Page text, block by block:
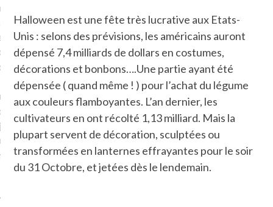
toujours aimé marcher.
conquis mais en
Je ne suis pas une
je le garde pour ce
je sens, j’entends, je
goûte et ceux que je
! Marcheuse des villes,
des ruines et des
qui Marche
Halloween est une fête très lucrative aux Etats-
Unis : selons des prévisions, les américains auront
dépensé 7,4 milliards de dollars en costumes,
décorations et bonbons….Une partie ayant été
dépensée ( quand même ! ) pour l’achat du légume
aux couleurs flamboyantes. L’an dernier, les
cultivateurs en ont récolté 1,13 milliard. Mais la
plupart servent de décoration, sculptées ou
transformées en lanternes effrayantes pour le soir
du 31 Octobre, et jetées dès le lendemain.